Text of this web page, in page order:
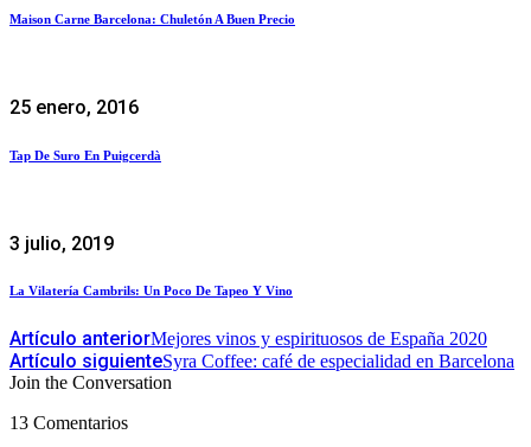
Maison Carne Barcelona: Chuletón A Buen Precio
25 enero, 2016
Tap De Suro En Puigcerdà
3 julio, 2019
La Vilatería Cambrils: Un Poco De Tapeo Y Vino
Artículo anteriorMejores vinos y espirituosos de España 2020
Artículo siguienteSyra Coffee: café de especialidad en Barcelona
Join the Conversation
13 Comentarios